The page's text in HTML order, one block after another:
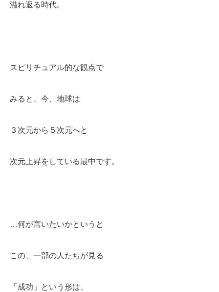
溢れ返る時代。
スピリチュアル的な観点で
みると、今、地球は
３次元から５次元へと
次元上昇をしている最中です。
…何が言いたいかというと
この、一部の人たちが見る
「成功」という形は、